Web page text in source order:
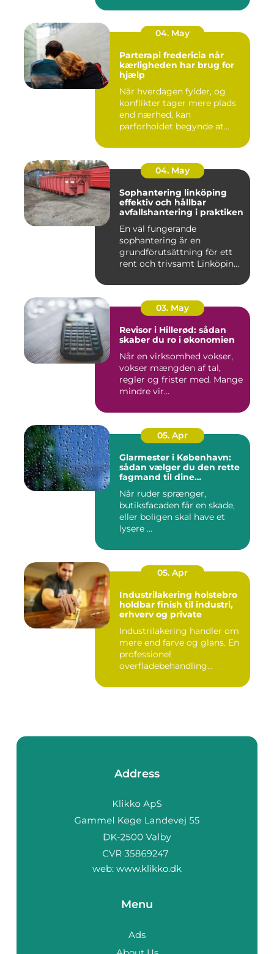
04. May
Parterapi fredericia når
kærligheden har brug for
hjælp
Når hverdagen fylder, og
konflikter tager mere plads
end nærhed, kan
parforholdet begynde at
04. May
Sophantering linköping
effektiv och hållbar
avfallshantering i praktiken
En väl fungerande
sophantering är en
grundförutsättning för ett
rent och trivsamt Linköping.
03. May
Revisor i Hillerød: sådan
skaber du ro i økonomien
Når en virksomhed vokser,
vokser mængden af tal,
regler og frister med. Mange
mindre vir...
05. Apr
Glarmester i København:
sådan vælger du den rette
fagmand til dine
Når ruder sprænger,
butiksfacaden får en skade,
eller boligen skal have et
lysere ...
05. Apr
Industrilakering holstebro
holdbar finish til industri,
erhverv og private
Industrilakering handler om
mere end farve og glans. En
professionel
overfladebehandling
Address
web: www.klikko.dk
Menu
Ads